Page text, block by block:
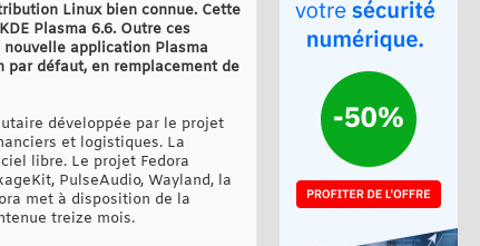
Linux bien connue. Cette
Plasma 6.6. Outre ces
application Plasma
défaut, en remplacement de
développée par le projet
et logistiques. La
libre. Le projet Fedora
PulseAudio, Wayland, la
met à disposition de la
treize mois.